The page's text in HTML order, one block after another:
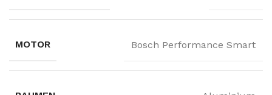
MOTOR Bosch Performance Smart